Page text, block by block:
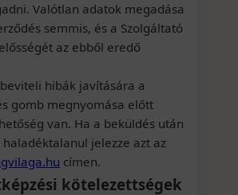
Valótlan adatok megadása
semmis, és a Szolgáltató
az ebből eredő
hibák javítására a
gomb megnyomása előtt
van. Ha a beküldés után
jelezze azt az
címen.
kötelezettségek